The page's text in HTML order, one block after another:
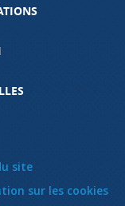
site
sur les cookies